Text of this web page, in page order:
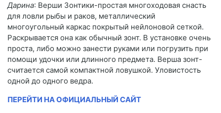
Дарина: Верши Зонтики-простая многоходовая снасть
для ловли рыбы и раков, металлический
многоугольный каркас покрытый нейлоновой сеткой.
Раскрывается она как обычный зонт. В установке очень
проста, либо можно занести руками или погрузить при
помощи удочки или длинного предмета. Верша зонт-
считается самой компактной ловушкой. Уловистость
одной до одного ведра.
ПЕРЕЙТИ НА ОФИЦИАЛЬНЫЙ САЙТ